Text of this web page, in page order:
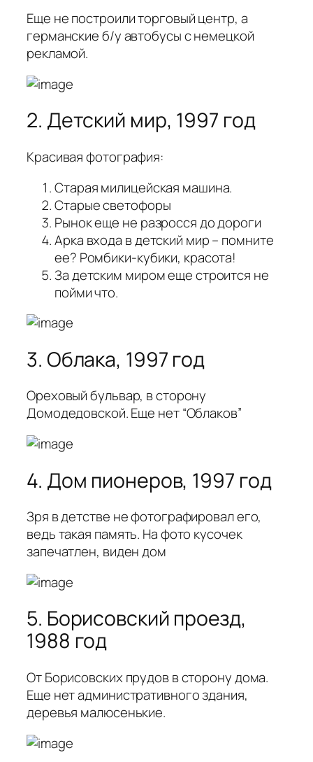
Еще не построили торговый центр, а
германские б/у автобусы с немецкой
рекламой.
2. Детский мир, 1997 год
Красивая фотография:
Старая милицейская машина.
Старые светофоры
Рынок еще не разросся до дороги
Арка входа в детский мир – помните
ее? Ромбики-кубики, красота!
За детским миром еще строится не
пойми что.
3. Облака, 1997 год
Ореховый бульвар, в сторону
Домодедовской. Еще нет “Облаков”
4. Дом пионеров, 1997 год
Зря в детстве не фотографировал его,
ведь такая память. На фото кусочек
запечатлен, виден дом
5. Борисовский проезд,
1988 год
От Борисовских прудов в сторону дома.
Еще нет административного здания,
деревья малюсенькие.